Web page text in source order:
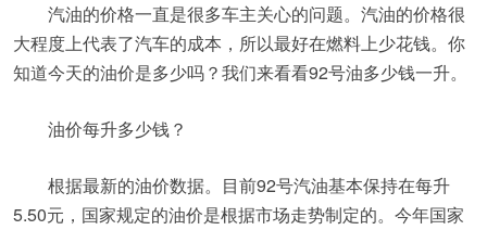
汽油的价格一直是很多车主关心的问题。汽油的价格很
大程度上代表了汽车的成本，所以最好在燃料上少花钱。你
知道今天的油价是多少吗？我们来看看92号油多少钱一升。
油价每升多少钱？
根据最新的油价数据。目前92号汽油基本保持在每升
5.50元，国家规定的油价是根据市场走势制定的。今年国家